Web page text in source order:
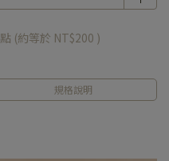
點 (約等於 NT$200 )
規格說明